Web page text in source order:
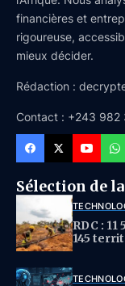
financières et
rigoureuse,
mieux décider.
Rédaction :
Contact : +243 982
Sélection de
RDC :
145